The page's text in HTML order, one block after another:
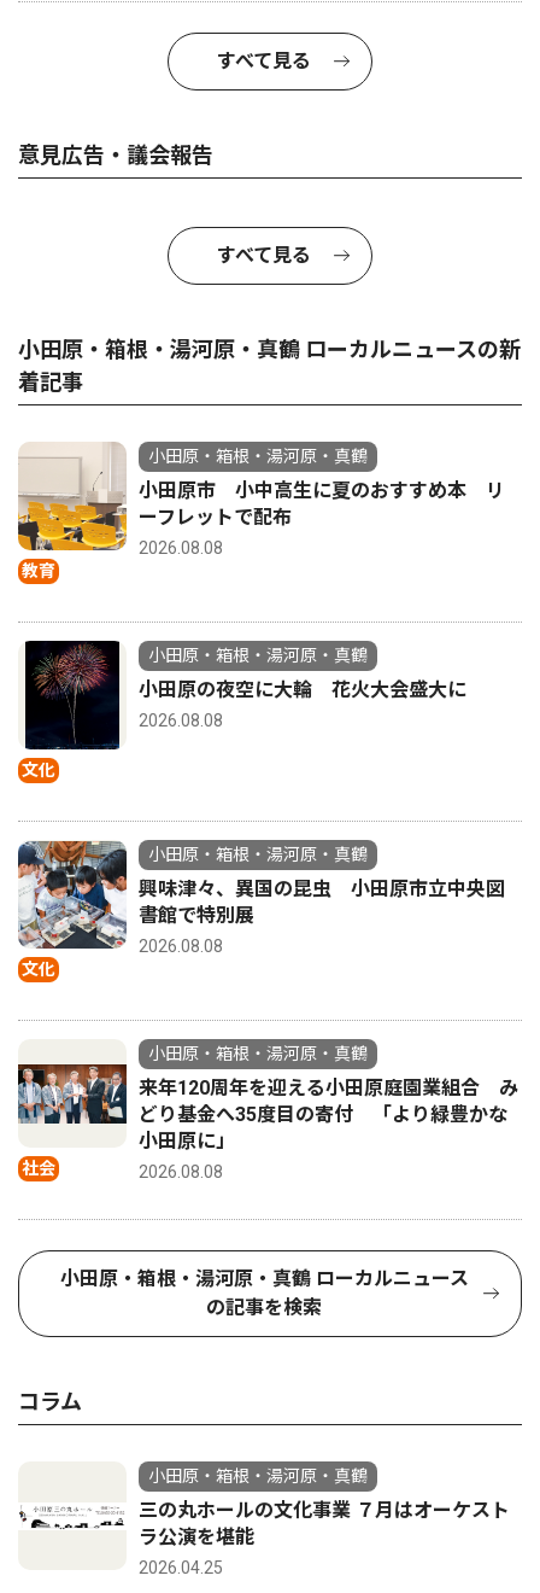
すべて見る
意見広告・議会報告
すべて見る
小田原・箱根・湯河原・真鶴 ローカルニュースの新
着記事
教育
小田原・箱根・湯河原・真鶴
小田原市 小中高生に夏のおすすめ本 リ
ーフレットで配布
2026.08.08
文化
小田原・箱根・湯河原・真鶴
小田原の夜空に大輪 花火大会盛大に
2026.08.08
文化
小田原・箱根・湯河原・真鶴
興味津々、異国の昆虫 小田原市立中央図
書館で特別展
2026.08.08
社会
小田原・箱根・湯河原・真鶴
来年120周年を迎える小田原庭園業組合 み
どり基金へ35度目の寄付 「より緑豊かな
小田原に」
2026.08.08
小田原・箱根・湯河原・真鶴 ローカルニュース
の記事を検索
コラム
小田原・箱根・湯河原・真鶴
三の丸ホールの文化事業 ７月はオーケスト
ラ公演を堪能
2026.04.25